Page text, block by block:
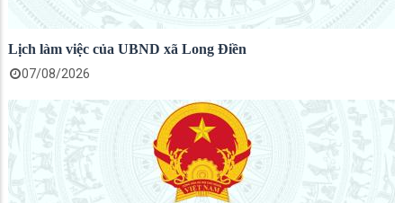
Lịch làm việc của UBND xã Long Điền
07/08/2026